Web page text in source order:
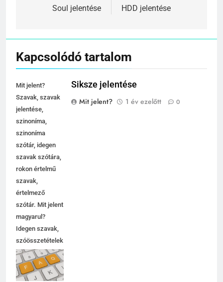
navigáció
Soul jelentése
HDD jelentése
Kapcsolódó tartalom
Mit jelent?
Szavak, szavak
jelentése,
szinoníma,
szinoníma
szótár, idegen
szavak szótára,
rokon értelmű
szavak,
értelmező
szótár. Mit jelent
magyarul?
Idegen szavak,
szóösszetételek
jelentése,
magyarázata,
használata,
Siksze jelentése
Mit jelent?
1 év ezelőtt 0